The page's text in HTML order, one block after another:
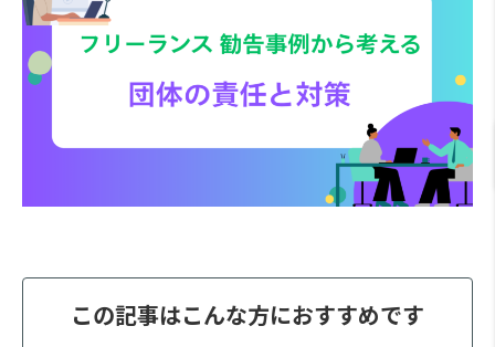
この記事はこんな方におすすめです